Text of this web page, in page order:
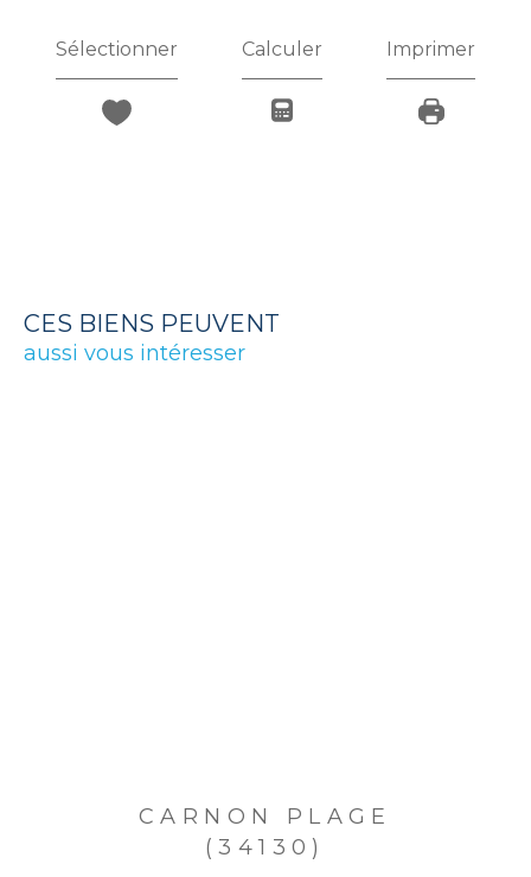
Sélectionner Calculer Imprimer
CES BIENS PEUVENT
aussi vous intéresser
CARNON PLAGE
(34130)